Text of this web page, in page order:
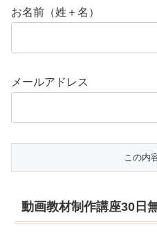
お名前（姓＋名）
メールアドレス
動画教材制作講座30日